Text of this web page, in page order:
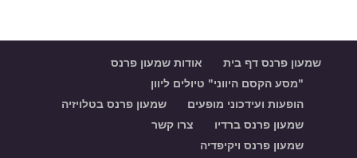
שמעון פרנס דף בית
אודות שמעון פרנס
"מסע הקסם היווני" טיולים ליוון
הופעות ועידכוני מופעים
שמעון פרנס בטלויזיה
שמעון פרנס ברדיו
צרו קשר
שמעון פרנס ויקיפדיה